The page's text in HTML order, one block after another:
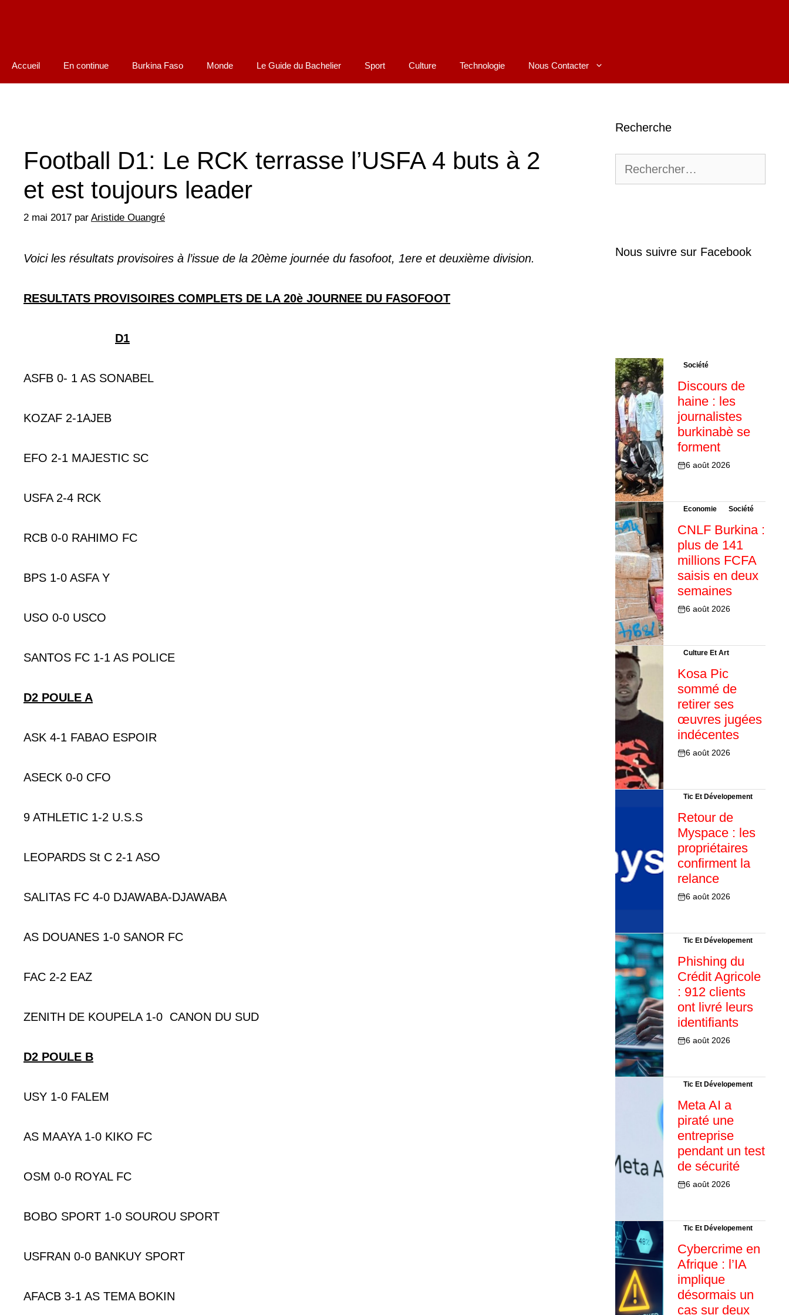
Accueil En continue Burkina Faso Monde Le Guide du Bachelier Sport Culture Technologie Nous Contacter
Football D1: Le RCK terrasse l’USFA 4 buts à 2
et est toujours leader
2 mai 2017 par Aristide Ouangré
Voici les résultats provisoires à l’issue de la 20ème journée du fasofoot, 1ere et deuxième division.
RESULTATS PROVISOIRES COMPLETS DE LA 20è JOURNEE DU FASOFOOT
D1
ASFB 0- 1 AS SONABEL
KOZAF 2-1AJEB
EFO 2-1 MAJESTIC SC
USFA 2-4 RCK
RCB 0-0 RAHIMO FC
BPS 1-0 ASFA Y
USO 0-0 USCO
SANTOS FC 1-1 AS POLICE
D2 POULE A
ASK 4-1 FABAO ESPOIR
ASECK 0-0 CFO
9 ATHLETIC 1-2 U.S.S
LEOPARDS St C 2-1 ASO
SALITAS FC 4-0 DJAWABA-DJAWABA
AS DOUANES 1-0 SANOR FC
FAC 2-2 EAZ
ZENITH DE KOUPELA 1-0 CANON DU SUD
D2 POULE B
USY 1-0 FALEM
AS MAAYA 1-0 KIKO FC
OSM 0-0 ROYAL FC
BOBO SPORT 1-0 SOUROU SPORT
USFRAN 0-0 BANKUY SPORT
AFACB 3-1 AS TEMA BOKIN
Recherche
Nous suivre sur Facebook
Société
Discours de
haine : les
journalistes
burkinabè se
forment
6 août 2026
Economie Société
CNLF Burkina :
plus de 141
millions FCFA
saisis en deux
semaines
6 août 2026
Culture Et Art
Kosa Pic
sommé de
retirer ses
œuvres jugées
indécentes
6 août 2026
Tic Et Dévelopement
Retour de
Myspace : les
propriétaires
confirment la
relance
6 août 2026
Tic Et Dévelopement
Phishing du
Crédit Agricole
: 912 clients
ont livré leurs
identifiants
6 août 2026
Tic Et Dévelopement
Meta AI a
piraté une
entreprise
pendant un test
de sécurité
6 août 2026
Tic Et Dévelopement
Cybercrime en
Afrique : l’IA
implique
désormais un
cas sur deux